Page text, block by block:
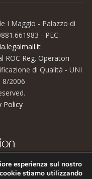
I Maggio - Palazzo di
- PEC:
ROC Reg. Operatori
di Qualità - UNI
8/2006
Policy
esperienza sul nostro
stiamo utilizzando